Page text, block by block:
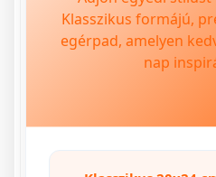
Klasszikus formájú,
egérpad, amelyen
nap